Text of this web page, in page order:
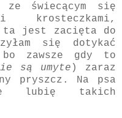
ze świecącym się
ta jest zacięta do
się dotykać
zawsze gdy to
są umyte ) zaraz
pryszcz. Na psa
lubię takich